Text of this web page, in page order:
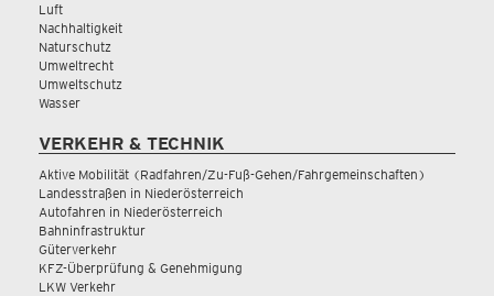
Luft
Nachhaltigkeit
Naturschutz
Umweltrecht
Umweltschutz
Wasser
VERKEHR & TECHNIK
Aktive Mobilität (Radfahren/Zu-Fuß-Gehen/Fahrgemeinschaften)
Landesstraßen in Niederösterreich
Autofahren in Niederösterreich
Bahninfrastruktur
Güterverkehr
KFZ-Überprüfung & Genehmigung
LKW Verkehr